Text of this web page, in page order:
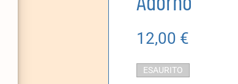
12,00 €
ESAURITO